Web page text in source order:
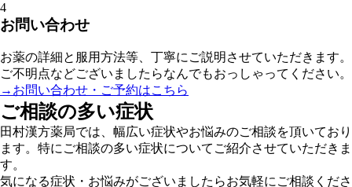
4
お問い合わせ
お薬の詳細と服用方法等、丁寧にご説明させていただきます。
ご不明点などございましたらなんでもおっしゃってください。
→お問い合わせ・ご予約はこちら
ご相談の多い症状
田村漢方薬局では、幅広い症状やお悩みのご相談を頂いており
ます。特にご相談の多い症状についてご紹介させていただきま
す。
気になる症状・お悩みがございましたらお気軽にご相談くださ